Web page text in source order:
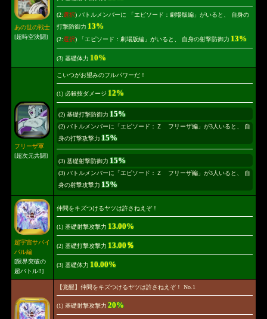
あの世の戦士
[超時空決闘]
(2:選択) バトルメンバーに 「エピソード：劇場版編」がいると、 自身の
打撃防御力 13%
(2:選択) 「エピソード：劇場版編」がいると、 自身の射撃防御力 13%
(3) 基礎体力 10%
フリーザ軍
[超次元共闘]
こいつがお望みのフルパワーだ！
(1) 必殺技ダメージ 12%
(2) 基礎打撃防御力 15%
(2) バトルメンバーに「エピソード：Ｚ フリーザ編」が3人いると、 自
身の打撃攻撃力 15%
(3) 基礎射撃防御力 15%
(3) バトルメンバーに「エピソード：Ｚ フリーザ編」が3人いると、 自
身の射撃攻撃力 15%
超宇宙サバイ
バル編
[限界突破の
超バトル‼]
仲間をキズつけるヤツは許さねえぞ！
(1) 基礎射撃攻撃力 13.00%
(2) 基礎打撃攻撃力 13.00％
(3) 基礎体力 10.00%
【覚醒】仲間をキズつけるヤツは許さねえぞ！ No.1
(1) 基礎射撃攻撃力 20%